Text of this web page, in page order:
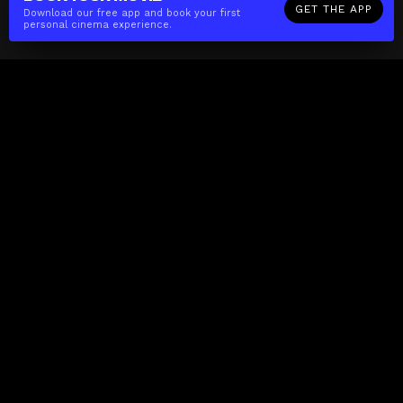
Download our free app and book your first
personal cinema experience.
GET THE APP